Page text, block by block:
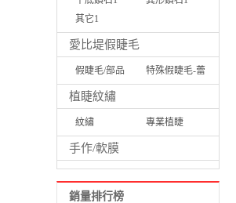
其它1
愛比堤假睫毛
假睫毛/部品
特殊假睫毛-蕾
植睫紋繡
紋繡 專業植睫
手作/軟膜
銷量排行榜